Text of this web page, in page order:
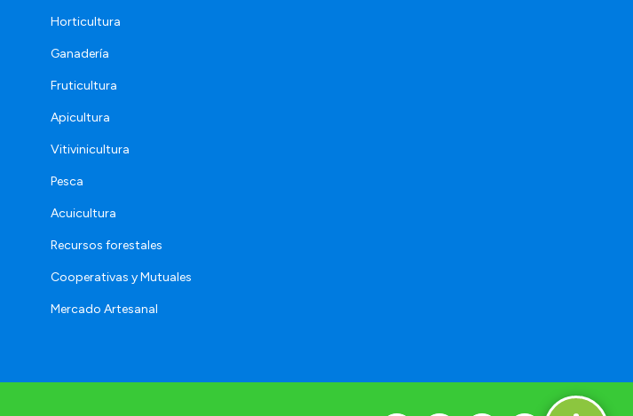
Horticultura
Ganadería
Fruticultura
Apicultura
Vitivinicultura
Pesca
Acuicultura
Recursos forestales
Cooperativas y Mutuales
Mercado Artesanal